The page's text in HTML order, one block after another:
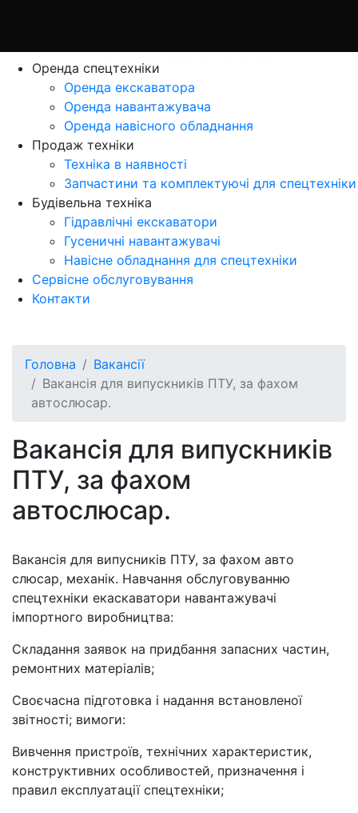
Оренда спецтехніки
Оренда екскаватора
Оренда навантажувача
Оренда навісного обладнання
Продаж технiки
Технiка в наявностi
Запчастини та комплектуючі для спецтехніки
Будівельна техніка
Гідравлічні екскаватори
Гусеничні навантажувачі
Навісне обладнання для спецтехніки
Сервісне обслуговування
Контакти
Головна
Вакансії
Вакансія для випускників ПТУ, за фахом
автослюсар.
Вакансія для випускників
ПТУ, за фахом
автослюсар.
Вакансія для випусників ПТУ, за фахом авто
слюсар, механік. Навчання обслуговуванню
спецтехніки екаскаватори навантажувачі
імпортного виробництва:
Складання заявок на придбання запасних частин,
ремонтних матеріалів;
Своєчасна підготовка і надання встановленої
звітності; вимоги:
Вивчення пристроїв, технічних характеристик,
конструктивних особливостей, призначення і
правил експлуатації спецтехніки;